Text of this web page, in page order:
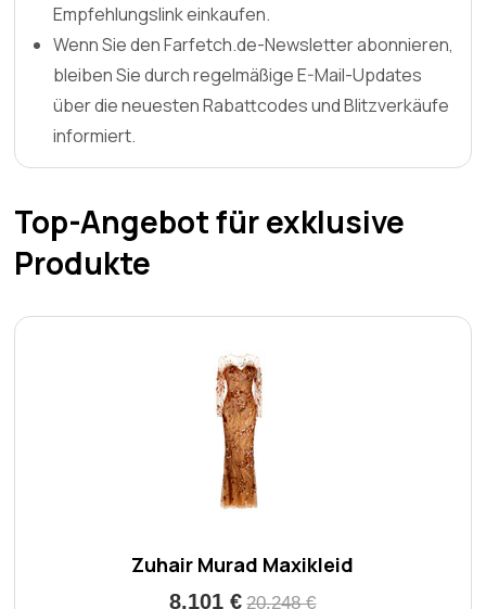
Empfehlungslink einkaufen.
Wenn Sie den Farfetch.de-Newsletter abonnieren,
bleiben Sie durch regelmäßige E-Mail-Updates
über die neuesten Rabattcodes und Blitzverkäufe
informiert.
Top-Angebot für exklusive
Produkte
Zuhair Murad Maxikleid
8.101 € 20.248 €